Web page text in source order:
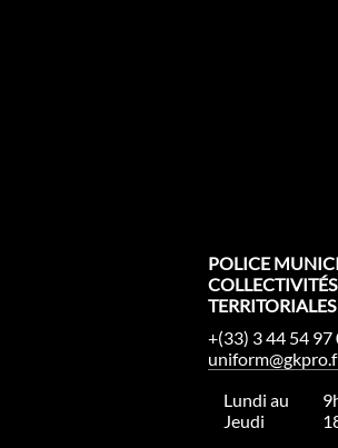
POLICE
COLLECTIVITÉS
TERRITORIALES
+(33) 3 44 54 97
Lundi au
Jeudi